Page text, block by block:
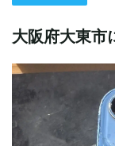
大阪府大東市